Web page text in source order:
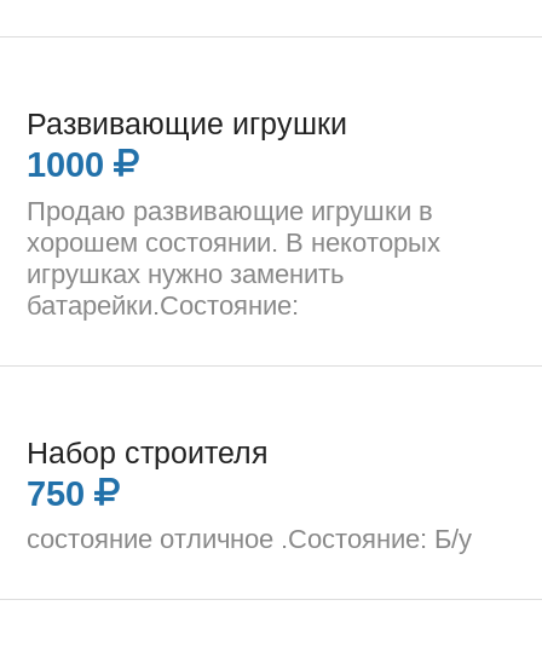
Развивающие игрушки
1000
Продаю развивающие игрушки в
хорошем состоянии. В некоторых
игрушках нужно заменить
батарейки.Состояние:
Набор строителя
750
состояние отличное .Состояние: Б/у